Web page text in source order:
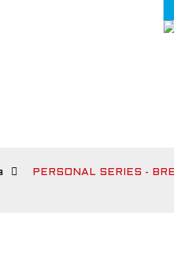
PERSONAL SERIES -